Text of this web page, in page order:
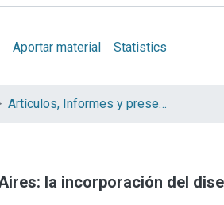
Aportar material Statistics
Artículos, Informes y presentaciones en Congresos (UNLP)
la incorporación del